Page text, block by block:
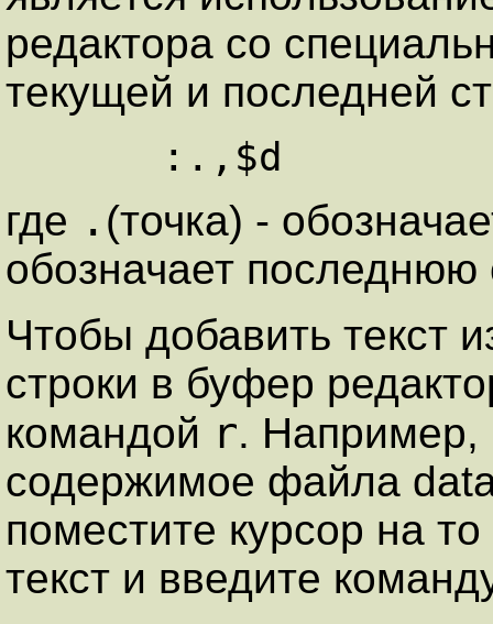
редактора со
текущей и последней
где . (точка) -
обозначает последнюю
Чтобы добавить текст
строки в буфер
командой r. Например,
содержимое файла
поместите курсор на
текст и введите